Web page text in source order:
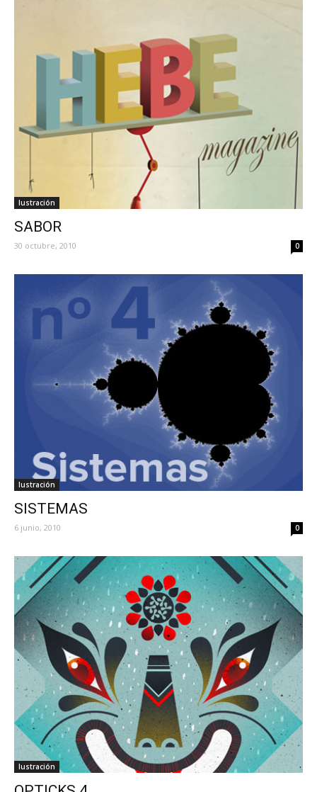
Iustración
SABOR
30 octubre, 2010 0
Iustración
SISTEMAS
6 junio, 2010 0
Iustración